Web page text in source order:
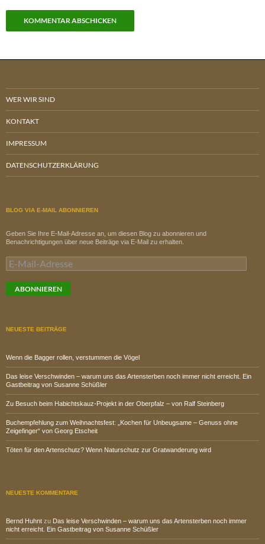
WER WIR SIND
KONTAKT
IMPRESSUM
DATENSCHUTZERKLÄRUNG
BLOG VIA E-MAIL ABONNIEREN
Geben Sie Ihre E-Mail-Adresse an, um diesen Blog zu abonnieren und
Benachrichtigungen über neue Beiträge via E-Mail zu erhalten.
E-
Mail-
ABONNIEREN
NEUESTE BEITRÄGE
Wenn die Bagger rollen, verstummen die Vögel
Das leise Verschwinden – warum uns das Artensterben noch immer nicht erreicht. Ein
Gastbeitrag von Susanne Schüßler
Zu Besuch beim Habichtskauz-Projekt in der Oberpfalz – von Ralf Steinberg
Buchempfehlung zum Weihnachtsfest: „Kochen für Unbeugsame – Genuss ohne
Zeigefinger“ von Georg Etscheit
Töten für den Artenschutz? Wenn Naturschutz zur Gratwanderung wird
NEUESTE KOMMENTARE
Bernd Huhnt zu Das leise Verschwinden – warum uns das Artensterben noch immer
nicht erreicht. Ein Gastbeitrag von Susanne Schüßler